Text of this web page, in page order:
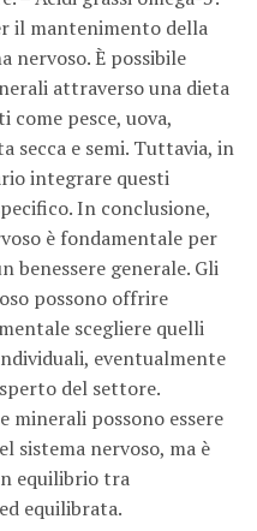
il mantenimento della
nervoso. È possibile
attraverso una dieta
pesce, uova,
e semi. Tuttavia, in
integrare questi
In conclusione,
è fondamentale per
benessere generale. Gli
possono offrire
scegliere quelli
eventualmente
del settore.
possono essere
sistema nervoso, ma è
equilibrio tra
equilibrata.